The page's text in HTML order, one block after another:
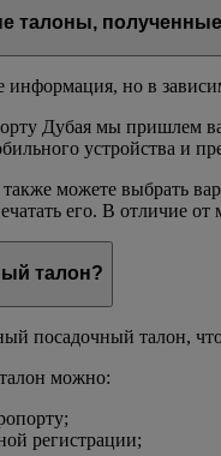
талоны,
но в
Дубая мы пришлем
устройства и
можете выбрать
его. В отличие
талон?
посадочный талон,
можно:
регистрации;